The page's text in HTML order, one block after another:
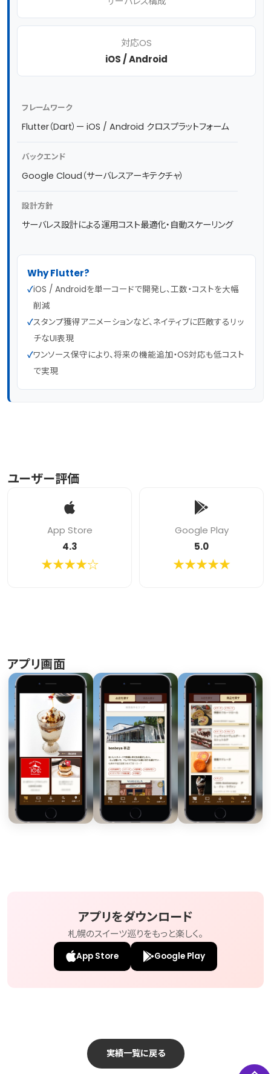
対応OS
iOS / Android
フレームワーク
Flutter（Dart）— iOS / Android クロスプラットフォーム
バックエンド
Google Cloud（サーバレスアーキテクチャ）
設計方針
サーバレス設計による運用コスト最適化・自動スケーリング
Why Flutter?
✓iOS / Androidを単一コードで開発し、工数・コストを大幅
削減
✓スタンプ獲得アニメーションなど、ネイティブに匹敵するリッ
チなUI表現
✓ワンソース保守により、将来の機能追加・OS対応も低コスト
で実現
ユーザー評価
App Store
4.3
★★★★☆
Google Play
5.0
★★★★★
アプリ画面
アプリをダウンロード
札幌のスイーツ巡りをもっと楽しく。
App Store Google Play
実績一覧に戻る